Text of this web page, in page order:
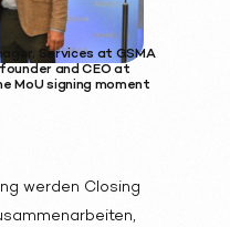
Services at GSMA
and CEO at
MoU signing moment
werden Closing